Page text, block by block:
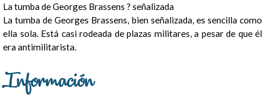
La tumba de Georges Brassens ? señalizada
La tumba de Georges Brassens, bien señalizada, es sencilla como
ella sola. Está casi rodeada de plazas militares, a pesar de que él
era antimilitarista.
Información